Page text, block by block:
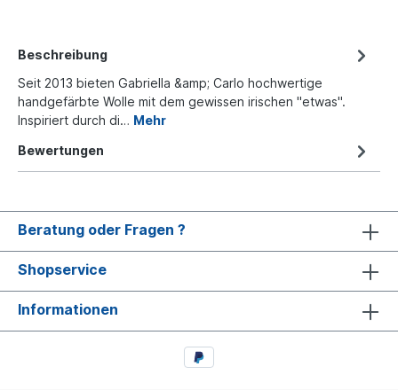
Beschreibung
Seit 2013 bieten Gabriella &amp; Carlo hochwertige
handgefärbte Wolle mit dem gewissen irischen "etwas".
Inspiriert durch di… Mehr
Bewertungen
Beratung oder Fragen ?
Shopservice
Informationen